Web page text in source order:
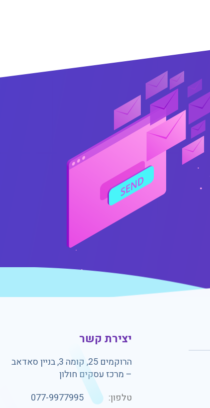
יצירת קשר
הרוקמים 25, קומה 3, בניין סאדאב
– מרכז עסקים חולון
טלפון:
077-9977995